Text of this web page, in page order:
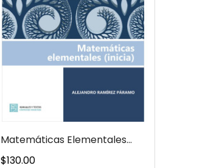
Matemáticas Elementales...
Precio
$130.00